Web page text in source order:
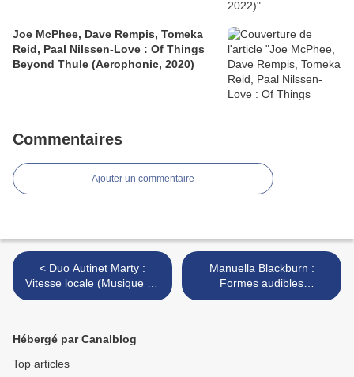
Joe McPhee, Dave Rempis, Tomeka
Reid, Paal Nilssen-Love : Of Things
Beyond Thule (Aerophonic, 2020)
Commentaires
Ajouter un commentaire
< Duo Autinet Marty :
Vitesse locale (Musique en
friche, 2013)
Manuella Blackburn :
Formes audibles
(empreintes DIGITALes,
Hébergé par Canalblog
Top articles